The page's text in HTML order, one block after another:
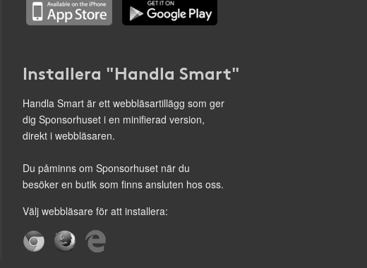
Installera "Handla Smart"
Handla Smart är ett webbläsartillägg som ger
dig Sponsorhuset i en minifierad version,
direkt i webbläsaren.
Du påminns om Sponsorhuset när du
besöker en butik som finns ansluten hos oss.
Välj webbläsare för att installera: